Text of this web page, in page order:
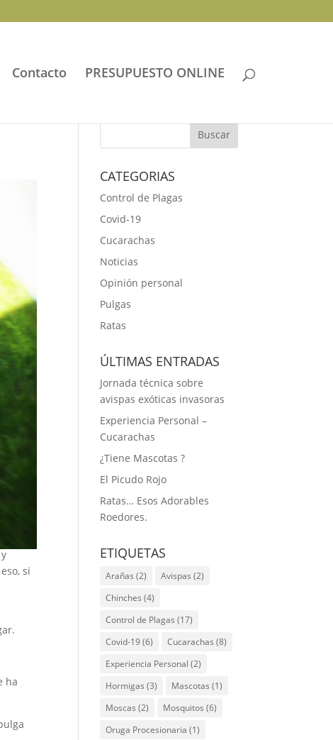
Contacto PRESUPUESTO ONLINE
si
ha
CATEGORIAS
Control de Plagas
Covid-19
Cucarachas
Noticias
Opinión personal
Pulgas
Ratas
ÚLTIMAS ENTRADAS
Jornada técnica sobre
avispas exóticas invasoras
Experiencia Personal –
Cucarachas
¿Tiene Mascotas ?
El Picudo Rojo
Ratas… Esos Adorables
Roedores.
ETIQUETAS
Arañas (2) Avispas (2)
Chinches (4)
Control de Plagas (17)
Covid-19(6) Cucarachas (8)
Experiencia Personal (2)
Hormigas (3) Mascotas (1)
Moscas (2) Mosquitos (6)
Oruga Procesionaria (1)